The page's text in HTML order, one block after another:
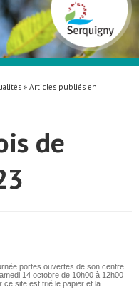
» Articles publiés en
de
portes ouvertes de son centre
14 octobre de 10h00 à 12h00
ce site est trié le papier et la